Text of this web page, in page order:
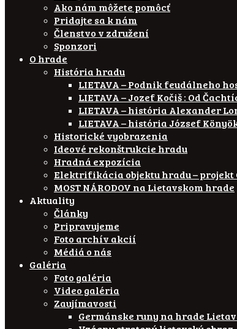
Ako nám môžete pomôcť
Pridajte sa k nám
Členstvo v združení
Sponzori
O hrade
História hradu
LIETAVA – Podnik feudálneho
LIETAVA – Jozef Kočiš : Od
LIETAVA – história Alexander
LIETAVA – história József
Historické vyobrazenia
Ideové rekonštrukcie hradu
Hradná expozícia
Elektrifikácia objektu hradu – projekt
MOST NÁRODOV na Lietavskom hrade
Aktuality
Články
Pripravujeme
Foto archív akcií
Médiá o nás
Galéria
Foto galéria
Video galéria
Zaujímavosti
Germánske runy na hrade